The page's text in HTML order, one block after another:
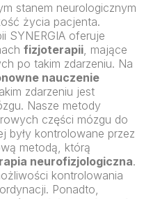
stanem neurologicznym
życia pacjenta.
SYNERGIA oferuje
fizjoterapii, mające
po takim zdarzeniu. Na
nauczenie
zdarzeniu jest
Nasze metody
części mózgu do
były kontrolowane przez
metodą, którą
neurofizjologiczna.
kontrolowania
Ponadto,